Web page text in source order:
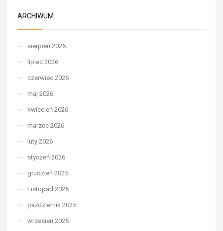
ARCHIWUM
sierpień 2026
lipiec 2026
czerwiec 2026
maj 2026
kwiecień 2026
marzec 2026
luty 2026
styczeń 2026
grudzień 2025
Listopad 2025
październik 2025
wrzesień 2025